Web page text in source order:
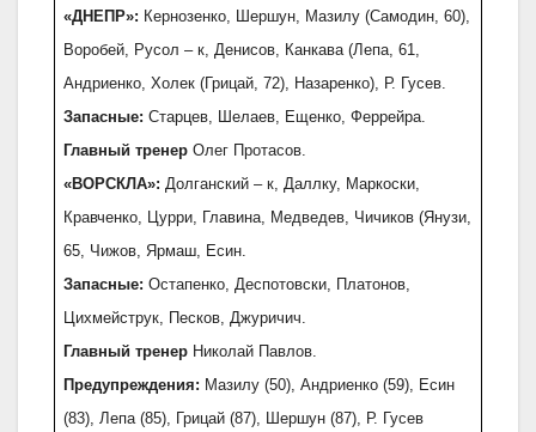
«ДНЕПР»: Кернозенко, Шершун, Мазилу (Самодин, 60),
Воробей, Русол – к, Денисов, Канкава (Лепа, 61,
Андриенко, Холек (Грицай, 72), Назаренко), Р. Гусев.
Запасные: Старцев, Шелаев, Ещенко, Феррейра.
Главный тренер Олег Протасов.
«ВОРСКЛА»: Долганский – к, Даллку, Маркоски,
Кравченко, Цурри, Главина, Медведев, Чичиков (Янузи,
65, Чижов, Ярмаш, Есин.
Запасные: Остапенко, Деспотовски, Платонов,
Цихмейструк, Песков, Джуричич.
Главный тренер Николай Павлов.
Предупреждения: Мазилу (50), Андриенко (59), Есин
(83), Лепа (85), Грицай (87), Шершун (87), Р. Гусев